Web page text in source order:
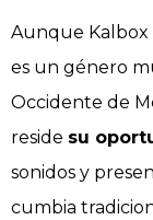
Aunque Kalbox
es un género
Occidente de
reside su
sonidos y
cumbia